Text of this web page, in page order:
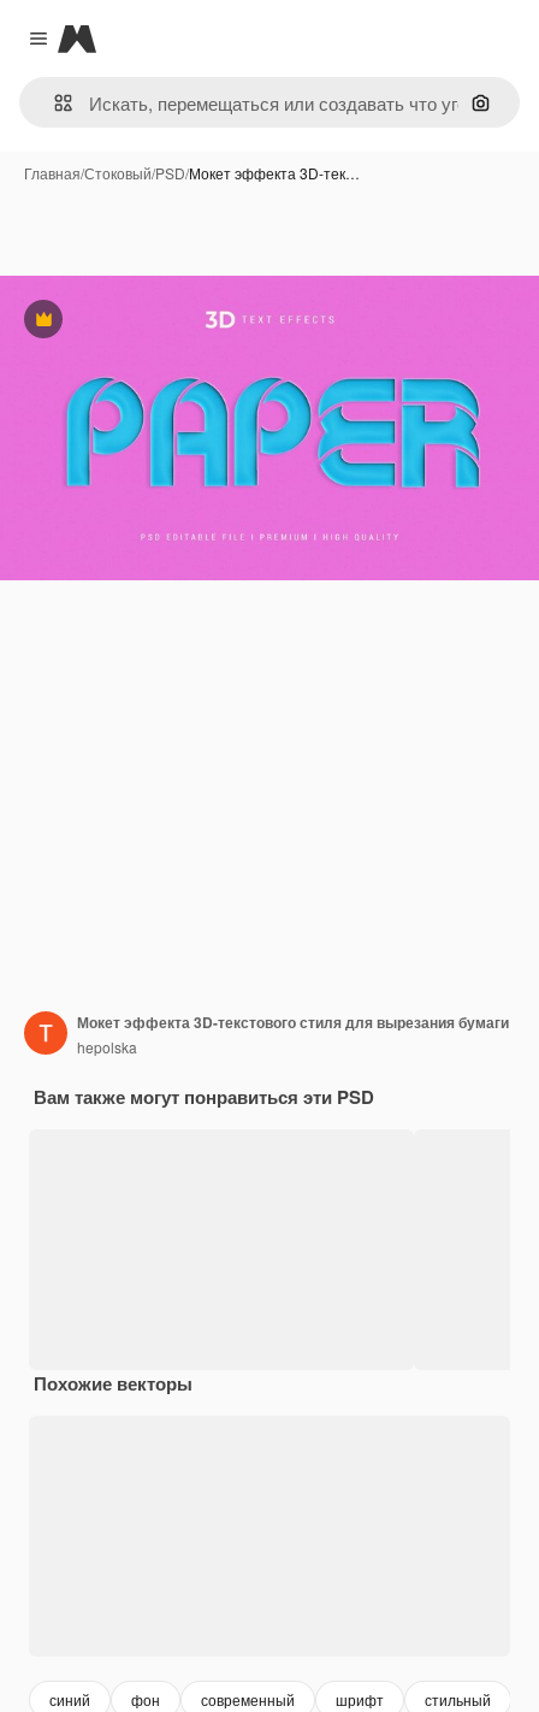
Close menu
Magnific
Поиск
Главная/Стоковый/PSD/Мокет эффекта 3D-тек…
Премиум
Мокет эффекта 3D-текстового стиля для вырезания бумаги
hepolska
Вам также могут понравиться эти PSD
Похожие векторы
синий фон современный шрифт стильный